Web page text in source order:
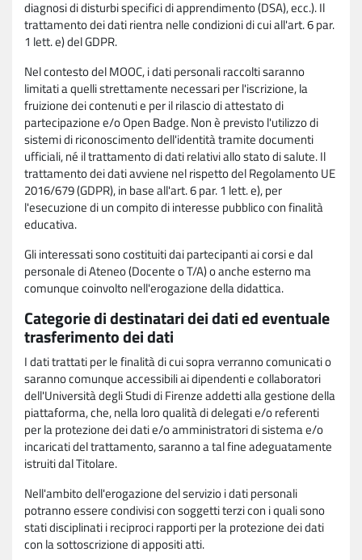
diagnosi di disturbi specifici di apprendimento (DSA), ecc.). Il
trattamento dei dati rientra nelle condizioni di cui all'art. 6 par.
1 lett. e) del GDPR.
Nel contesto del MOOC, i dati personali raccolti saranno
limitati a quelli strettamente necessari per l'iscrizione, la
fruizione dei contenuti e per il rilascio di attestato di
partecipazione e/o Open Badge. Non è previsto l'utilizzo di
sistemi di riconoscimento dell'identità tramite documenti
ufficiali, né il trattamento di dati relativi allo stato di salute. Il
trattamento dei dati avviene nel rispetto del Regolamento UE
2016/679 (GDPR), in base all'art. 6 par. 1 lett. e), per
l'esecuzione di un compito di interesse pubblico con finalità
educativa.
Gli interessati sono costituiti dai partecipanti ai corsi e dal
personale di Ateneo (Docente o T/A) o anche esterno ma
comunque coinvolto nell'erogazione della didattica.
Categorie di destinatari dei dati ed eventuale
trasferimento dei dati
I dati trattati per le finalità di cui sopra verranno comunicati o
saranno comunque accessibili ai dipendenti e collaboratori
dell'Università degli Studi di Firenze addetti alla gestione della
piattaforma, che, nella loro qualità di delegati e/o referenti
per la protezione dei dati e/o amministratori di sistema e/o
incaricati del trattamento, saranno a tal fine adeguatamente
istruiti dal Titolare.
Nell'ambito dell'erogazione del servizio i dati personali
potranno essere condivisi con soggetti terzi con i quali sono
stati disciplinati i reciproci rapporti per la protezione dei dati
con la sottoscrizione di appositi atti.